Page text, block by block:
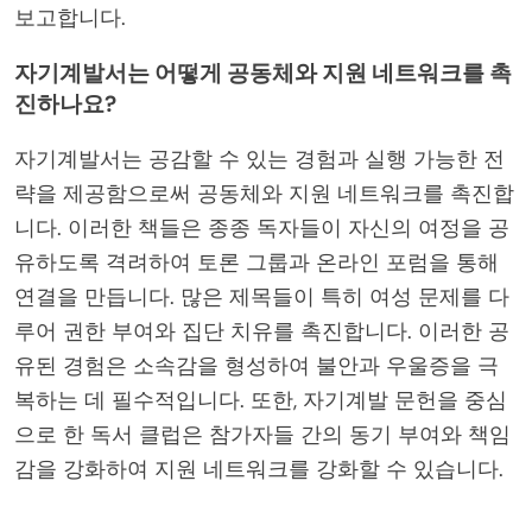
보고합니다.
자기계발서는 어떻게 공동체와 지원 네트워크를 촉
진하나요?
자기계발서는 공감할 수 있는 경험과 실행 가능한 전
략을 제공함으로써 공동체와 지원 네트워크를 촉진합
니다. 이러한 책들은 종종 독자들이 자신의 여정을 공
유하도록 격려하여 토론 그룹과 온라인 포럼을 통해
연결을 만듭니다. 많은 제목들이 특히 여성 문제를 다
루어 권한 부여와 집단 치유를 촉진합니다. 이러한 공
유된 경험은 소속감을 형성하여 불안과 우울증을 극
복하는 데 필수적입니다. 또한, 자기계발 문헌을 중심
으로 한 독서 클럽은 참가자들 간의 동기 부여와 책임
감을 강화하여 지원 네트워크를 강화할 수 있습니다.